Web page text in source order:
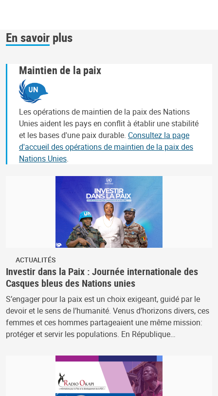
En savoir plus
Maintien de la paix
Les opérations de maintien de la paix des Nations
Unies aident les pays en conflit à établir une stabilité
et les bases d'une paix durable. Consultez la page
d'accueil des opérations de maintien de la paix des
Nations Unies.
ACTUALITÉS
Investir dans la Paix : Journée internationale des
Casques bleus des Nations unies
S’engager pour la paix est un choix exigeant, guidé par le
devoir et le sens de l’humanité. Venus d’horizons divers, ces
femmes et ces hommes partageaient une même mission:
protéger et servir les populations. En République…